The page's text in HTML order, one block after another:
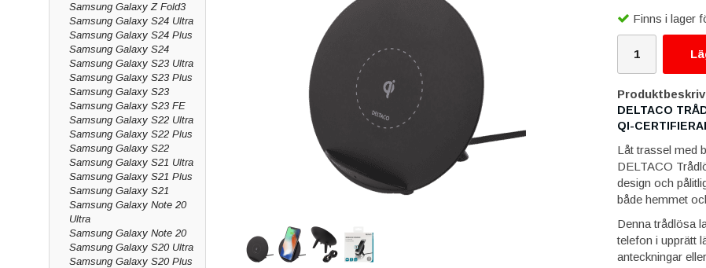
Samsung Galaxy Z Fold3
Samsung Galaxy S24 Ultra
Samsung Galaxy S24 Plus
Samsung Galaxy S24
Samsung Galaxy S23 Ultra
Samsung Galaxy S23 Plus
Samsung Galaxy S23
Samsung Galaxy S23 FE
Samsung Galaxy S22 Ultra
Samsung Galaxy S22 Plus
Samsung Galaxy S22
Samsung Galaxy S21 Ultra
Samsung Galaxy S21 Plus
Samsung Galaxy S21
Samsung Galaxy Note 20
Ultra
Samsung Galaxy Note 20
Samsung Galaxy S20 Ultra
Samsung Galaxy S20 Plus
Finns i lager
DELTACO
QI-
Låt trassel med
DELTACO
design och
både hemmet
Denna trådlösa
telefon i upprätt
anteckningar